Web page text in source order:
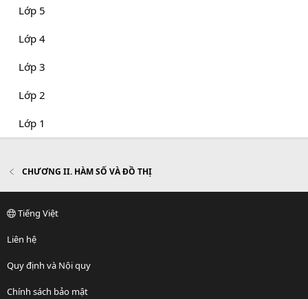
Lớp 5
Lớp 4
Lớp 3
Lớp 2
Lớp 1
CHƯƠNG II. HÀM SỐ VÀ ĐỒ THỊ
Tiếng Việt
Liên hệ
Quy định và Nội quy
Chính sách bảo mật